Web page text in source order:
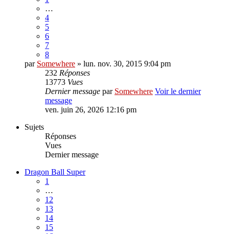
…
4
5
6
7
8
par Somewhere » lun. nov. 30, 2015 9:04 pm
232 Réponses
13773 Vues
Dernier message par Somewhere Voir le dernier
message
ven. juin 26, 2026 12:16 pm
Sujets
Réponses
Vues
Dernier message
Dragon Ball Super
1
…
12
13
14
15